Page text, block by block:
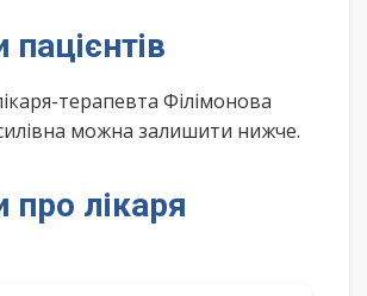
пацієнтів
терапевта Філімонова
можна залишити нижче.
про лікаря